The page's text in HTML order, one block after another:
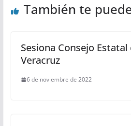
También te
Sesiona Consejo
Veracruz
6 de noviembre de 2022